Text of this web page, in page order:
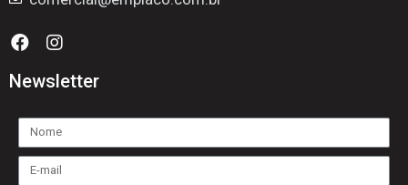
Newsletter